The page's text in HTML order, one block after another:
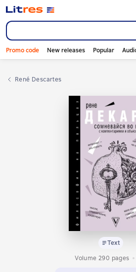
Promo code New releases Popular
René Descartes
Text
Volume 290 pages